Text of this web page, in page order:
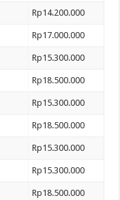
Rp14.200.000
Rp17.000.000
Rp15.300.000
Rp18.500.000
Rp15.300.000
Rp18.500.000
Rp15.300.000
Rp15.300.000
Rp18.500.000